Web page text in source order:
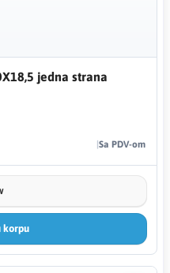
jedna strana
Sa PDV-om
korpu